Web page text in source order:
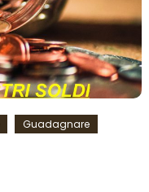
Guadagnare